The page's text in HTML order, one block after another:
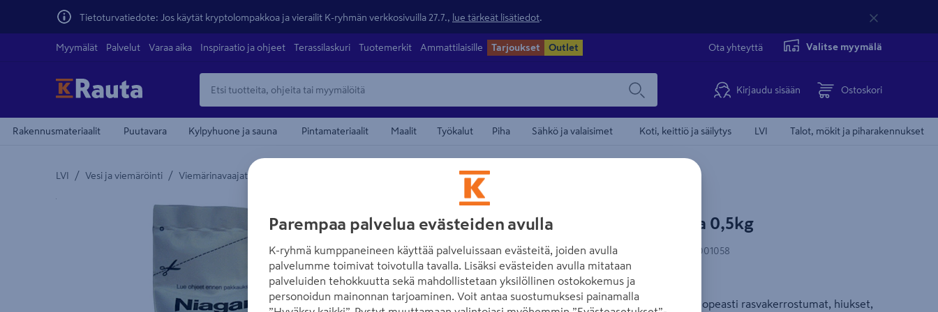
Tietoturvatiedote: Jos käytät kryptolompakkoa ja vierailit K-ryhmän verkkosivuilla 27.7., lue tärkeät lisätiedot
Myymälät Palvelut Varaa aika Inspiraatio ja ohjeet Terassilaskuri Tuotemerkit Ammattilaisille Tarjoukset Outlet Ota yhteyttä Valitse myymälä
Kirjaudu sisään Ostoskori
Rakennusmateriaalit Puutavara Kylpyhuone ja sauna Pintamateriaalit Maalit Työkalut Piha Sähkö ja valaisimet Koti, keittiö ja säilytys LVI Talot, mökit ja piharakennukset
LVI / Vesi ja viemäröinti / Viemärinavaajat
Yksityiskohtainen kuvaus löytyy Tuotteen kuvaus -maamerkistä
Viemärinavausaine Niagara 0,5kg
Tuotenumero: 501494784 EAN-koodi 6418155001058
5.0 1 arvostelu
Niagara-500-viemärinavausaine hajottaa nopeasti rasvakerrostumat, hiukset,
Parempaa palvelua evästeiden avulla
K-ryhmä kumppaneineen käyttää palveluissaan evästeitä, joiden avulla
palvelumme toimivat toivotulla tavalla. Lisäksi evästeiden avulla mitataan
palveluiden tehokkuutta sekä mahdollistetaan yksilöllinen ostokokemus ja
personoidun mainonnan tarjoaminen. Voit antaa suostumuksesi painamalla